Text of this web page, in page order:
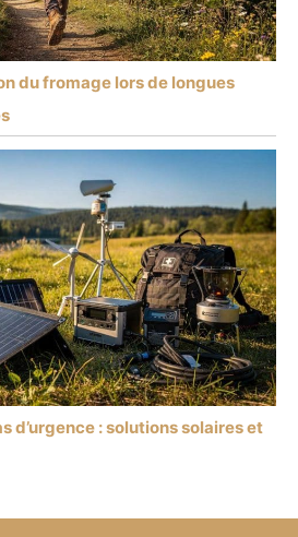
du fromage lors de longues
d’urgence : solutions solaires et